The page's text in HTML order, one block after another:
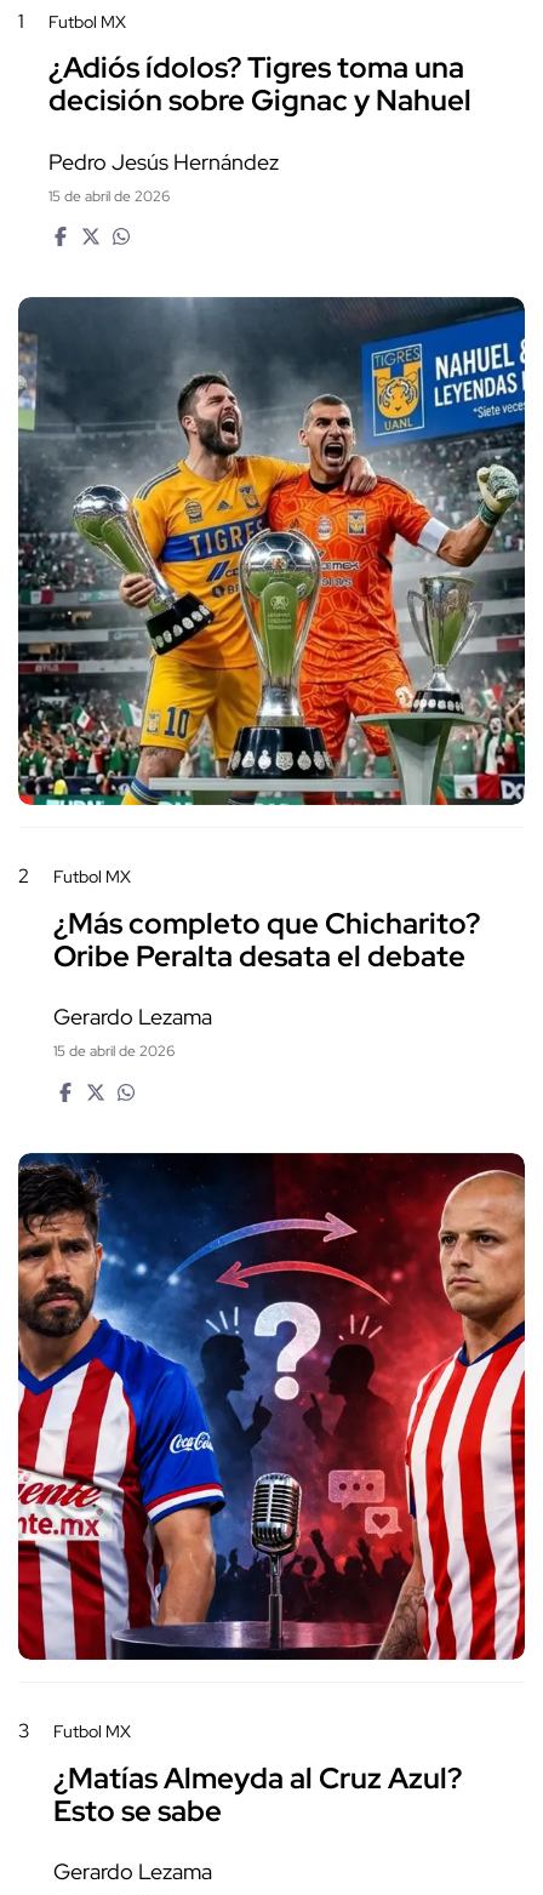
1 Futbol MX
¿Adiós ídolos? Tigres toma una
decisión sobre Gignac y Nahuel
Pedro Jesús Hernández
15 de abril de 2026
2 Futbol MX
¿Más completo que Chicharito?
Oribe Peralta desata el debate
Gerardo Lezama
15 de abril de 2026
3 Futbol MX
¿Matías Almeyda al Cruz Azul?
Esto se sabe
Gerardo Lezama